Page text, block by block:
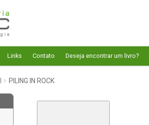
Links Contato Deseja encontrar um livro?
PILING IN ROCK